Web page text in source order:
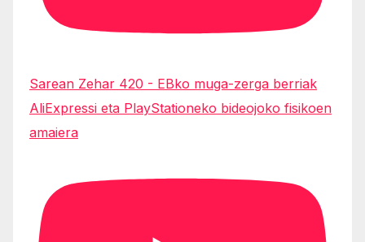
Sarean Zehar 420 - EBko muga-zerga berriak
AliExpressi eta PlayStationeko bideojoko fisikoen
amaiera